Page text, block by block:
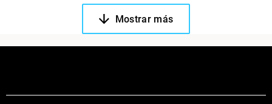
Mostrar más